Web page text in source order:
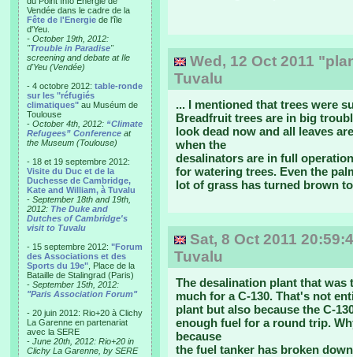
Vendée dans le cadre de la
Fête de l'Energie de l'île
d'Yeu.
- October 19th, 2012:
"Trouble in Paradise"
screening and debate at Ile
d'Yeu (Vendée)
- 4 octobre 2012: table-ronde
sur les "réfugiés
climatiques" au Muséum de
Toulouse
- October 4th, 2012: “Climate
Refugees” Conference at
the Museum (Toulouse)
- 18 et 19 septembre 2012:
Visite du Duc et de la
Duchesse de Cambridge,
Kate and William, à Tuvalu
- September 18th and 19th,
2012: The Duke and
Dutches of Cambridge's
visit to Tuvalu
- 15 septembre 2012: "Forum
des Associations et des
Sports du 19e" , Place de la
Bataille de Stalingrad (Paris)
- September 15th, 2012:
"Paris Association Forum"
- 20 juin 2012: Rio+20 à Clichy
La Garenne en partenariat
avec la SERE
- June 20th, 2012: Rio+20 in
Clichy La Garenne, by SERE
Wed, 12 Oct 2011
Tuvalu
... I mentioned that trees were
Breadfruit trees are in big
look dead now and all leaves
when the
desalinators are in full
for watering trees. Even the
lot of grass has turned brown
Sat, 8 Oct 2011
Tuvalu
The desalination plant that was
much for a C-130. That's not
plant but also because the C-
enough fuel for a round trip.
because
the fuel tanker has broken